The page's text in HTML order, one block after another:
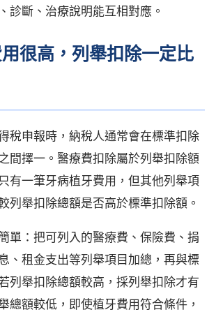
診斷、治療說明能互相對應。
很高，列舉扣除一定比
稅申報時，納稅人通常會在標準扣除
間擇一。醫療費扣除屬於列舉扣除額
有一筆牙病植牙費用，但其他列舉項
列舉扣除總額是否高於標準扣除額。
單：把可列入的醫療費、保險費、捐
、租金支出等列舉項目加總，再與標
列舉扣除總額較高，採列舉扣除才有
總額較低，即使植牙費用符合條件，